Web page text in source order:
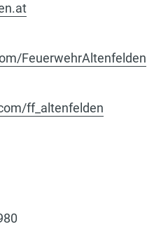
FeuerwehrAltenfelden
ff_altenfelden